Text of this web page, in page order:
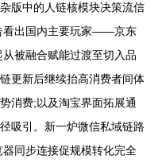
版中的人链核模块决策流信
出国内主要玩家——京东
被融合赋能过渡至切入品
更新后继续抬高消费者间体
消费;以及淘宝界面拓展通
吸引。新一炉微信私域链路
同步连接促规模转化完全